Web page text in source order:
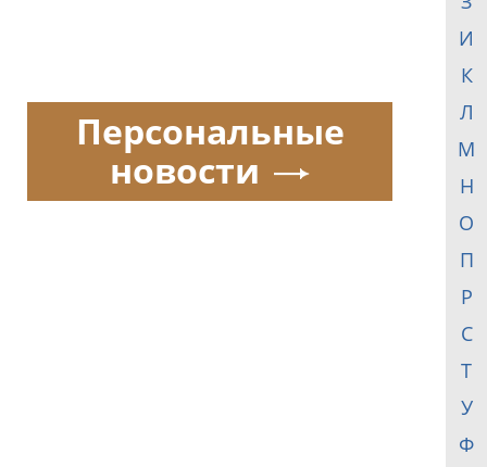
И
К
Л
М
Н
О
П
Р
С
Т
У
Ф
Персональные
новости